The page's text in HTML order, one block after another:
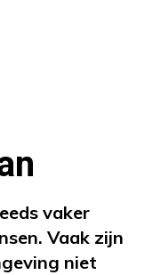
moment niet
met onze
vaker
Vaak zijn
niet